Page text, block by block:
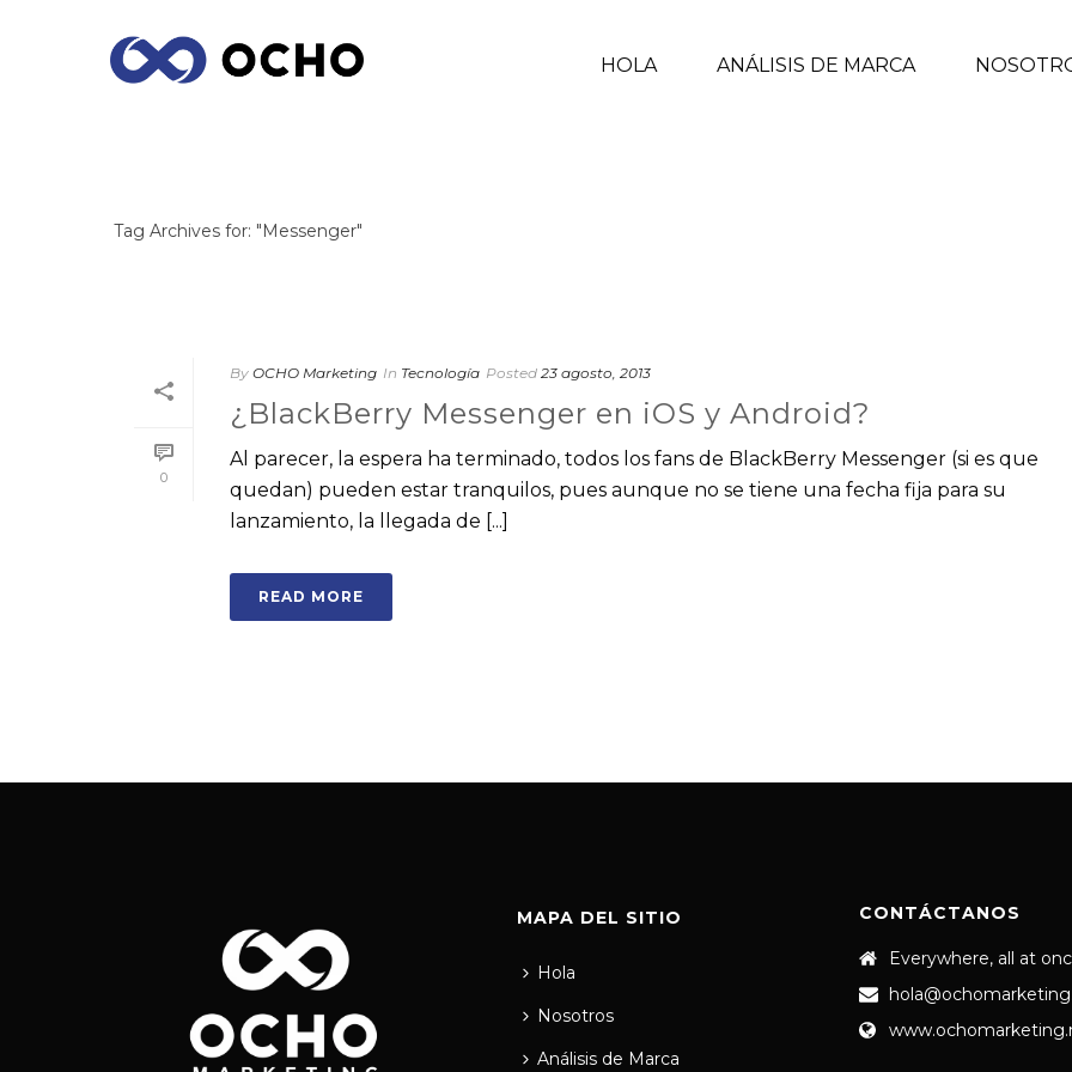
HOLA ANÁLISIS DE MARCA
Tag Archives for: "Messenger"
0
By OCHO Marketing In Tecnología Posted 23 agosto, 2013
¿BlackBerry Messenger en iOS y Android?
Al parecer, la espera ha terminado, todos los fans de BlackBerry Messenger (si es que
quedan) pueden estar tranquilos, pues aunque no se tiene una fecha fija para su
lanzamiento, la llegada de [...]
READ MORE
MAPA DEL SITIO
Hola
Nosotros
Análisis de Marca
CONTÁCTANOS
Everywhere, all at